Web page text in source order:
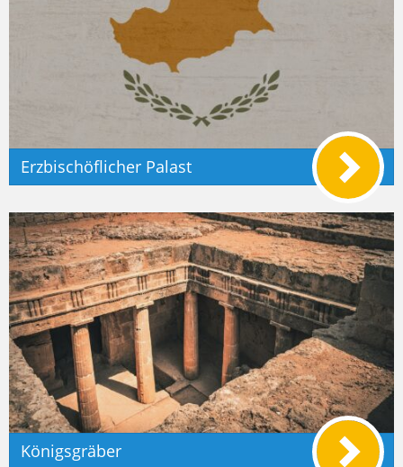
Erzbischöflicher Palast
Königsgräber